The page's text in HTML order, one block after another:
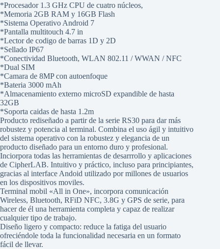
*Procesador 1.3 GHz CPU de cuatro núcleos,
*Memoria 2GB RAM y 16GB Flash
*Sistema Operativo Android 7
*Pantalla multitouch 4.7 in
*Lector de codigo de barras 1D y 2D
*Sellado IP67
*Conectividad Bluetooth, WLAN 802.11 / WWAN / NFC
*Dual SIM
*Camara de 8MP con autoenfoque
*Bateria 3000 mAh
*Almacenamiento externo microSD expandible de hasta
32GB
*Soporta caidas de hasta 1.2m
Producto rediseñado a partir de la serie RS30 para dar más
robustez y potencia al terminal. Combina el uso ágil y intuitivo
del sistema operativo con la robustez y elegancia de un
producto diseñado para un entorno duro y profesional.
Inciorpora todas las herramientas de desarrrollo y aplicaciones
de CipherLAB. Intuitivo y práctico, incluso para principiantes,
gracias al interface Andoid utilizado por millones de usuarios
en los dispositivos moviles.
Terminal mobil «All in One», incorpora comunicación
Wireless, Bluetooth, RFiD NFC, 3.8G y GPS de serie, para
hacer de él una herramienta completa y capaz de realizar
cualquier tipo de trabajo.
Diseño ligero y compacto: reduce la fatiga del usuario
ofreciéndole toda la funcionalidad necesaria en un formato
fácil de llevar.